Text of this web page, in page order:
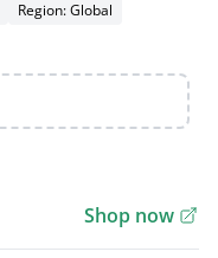
Region: Global
Shop now